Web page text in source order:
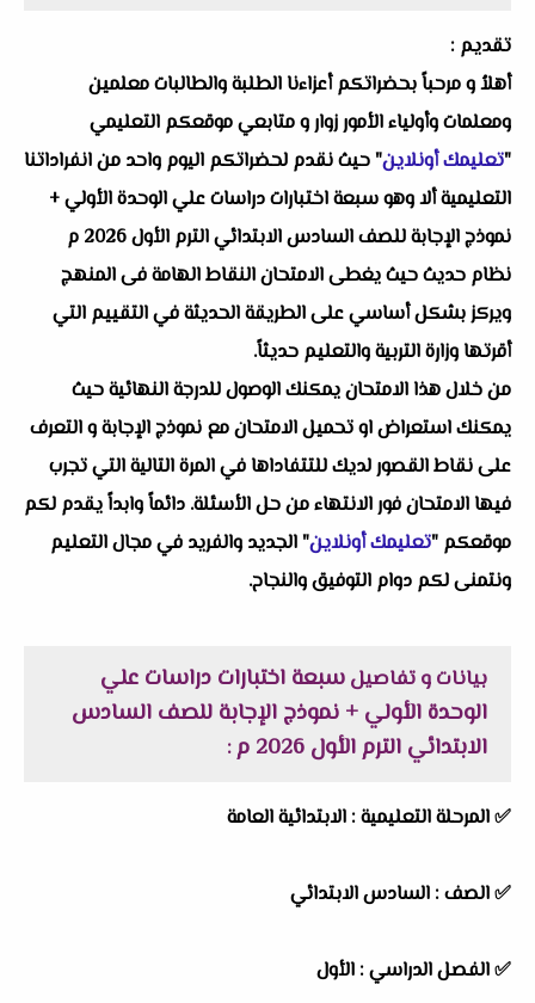
تقديم :
أهلاُ و مرحباً بحضراتكم أعزاءنا الطلبة والطالبات معلمين
ومعلمات وأولياء الأمور زوار و متابعي موقعكم التعليمي
"تعليمك أونلاين" حيث نقدم لحضراتكم اليوم واحد من انفراداتنا
التعليمية ألا وهو سبعة اختبارات دراسات علي الوحدة الأولي +
نموذج الإجابة للصف السادس الابتدائي الترم الأول 2026 م
نظام حديث حيث يغطى الامتحان النقاط الهامة فى المنهج
ويركز بشكل أساسي على الطريقة الحديثة في التقييم التي
أقرتها وزارة التربية والتعليم حديثاً.
من خلال هذا الامتحان يمكنك الوصول للدرجة النهائية حيث
يمكنك استعراض او تحميل الامتحان مع نموذج الإجابة و التعرف
على نقاط القصور لديك للتتفاداها في المرة التالية التي تجرب
فيها الامتحان فور الانتهاء من حل الأسئلة. دائماً وابداً يقدم لكم
موقعكم "تعليمك أونلاين" الجديد والفريد في مجال التعليم
ونتمنى لكم دوام التوفيق والنجاح.
بيانات و تفاصيلسبعة اختبارات دراسات علي
الوحدة الأولي + نموذج الإجابة للصف السادس
الابتدائي الترم الأول 2026 م
:
✅المرحلة التعليمية : الابتدائية العامة
✅الصف : السادس الابتدائي
✅الفصل الدراسي : الأول